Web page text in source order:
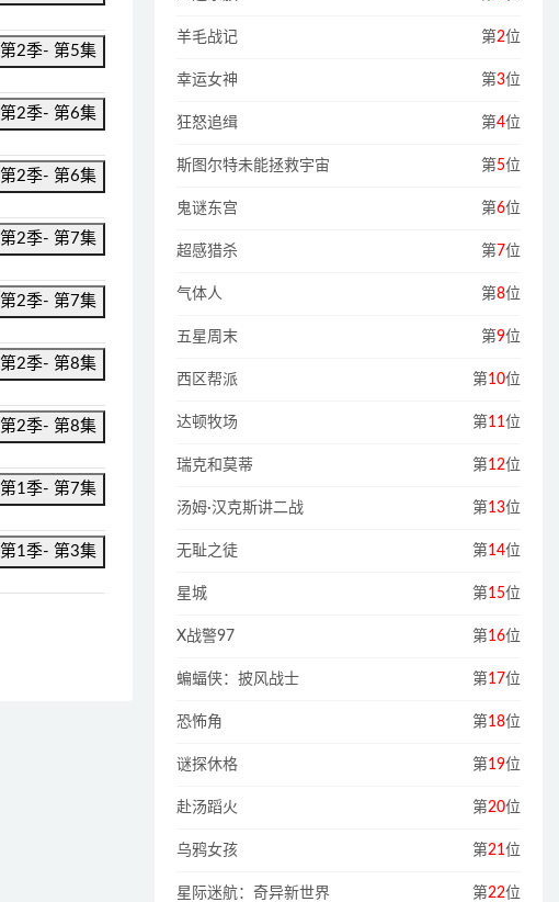
第2季- 第5集
第2季- 第6集
第2季- 第6集
第2季- 第7集
第2季- 第7集
第2季- 第8集
第2季- 第8集
第1季- 第7集
第1季- 第3集
羊毛战记 第2位
幸运女神 第3位
狂怒追缉 第4位
斯图尔特未能拯救宇宙 第5位
鬼谜东宫 第6位
超感猎杀 第7位
气体人 第8位
五星周末 第9位
西区帮派 第10位
达顿牧场 第11位
瑞克和莫蒂 第12位
汤姆·汉克斯讲二战 第13位
无耻之徒 第14位
星城 第15位
X战警97 第16位
蝙蝠侠：披风战士 第17位
恐怖角 第18位
谜探休格 第19位
赴汤蹈火 第20位
乌鸦女孩 第21位
星际迷航：奇异新世界 第22位